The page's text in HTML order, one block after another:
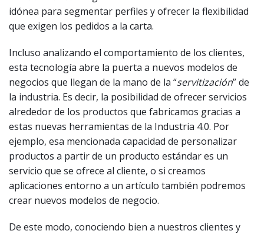
idónea para segmentar perfiles y ofrecer la flexibilidad
que exigen los pedidos a la carta.
Incluso analizando el comportamiento de los clientes,
esta tecnología abre la puerta a nuevos modelos de
negocios que llegan de la mano de la “servitización” de
la industria. Es decir, la posibilidad de ofrecer servicios
alrededor de los productos que fabricamos gracias a
estas nuevas herramientas de la Industria 4.0. Por
ejemplo, esa mencionada capacidad de personalizar
productos a partir de un producto estándar es un
servicio que se ofrece al cliente, o si creamos
aplicaciones entorno a un artículo también podremos
crear nuevos modelos de negocio.
De este modo, conociendo bien a nuestros clientes y